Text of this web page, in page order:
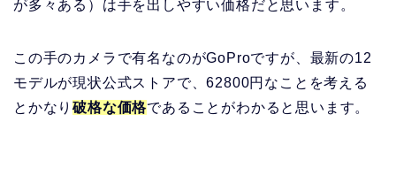
が多々ある）は手を出しやすい価格だと思います。
この手のカメラで有名なのがGoProですが、最新の12
モデルが現状公式ストアで、62800円なことを考える
とかなり破格な価格であることがわかると思います。